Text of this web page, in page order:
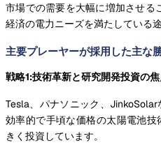
市場での需要を大幅に増加させる
経済の電力ニーズを満たしている
主要プレーヤーが採用した主な
戦略1:技術革新と研究開発投資の
Tesla、パナソニック、
効率的で手頃な価格の太陽電池
きく投資しています。